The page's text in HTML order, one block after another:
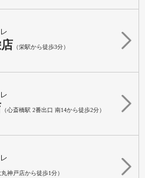
（栄駅から徒歩3分）
（心斎橋駅 2番出口 南14から徒歩2分）
丸神戸店から徒歩1分）